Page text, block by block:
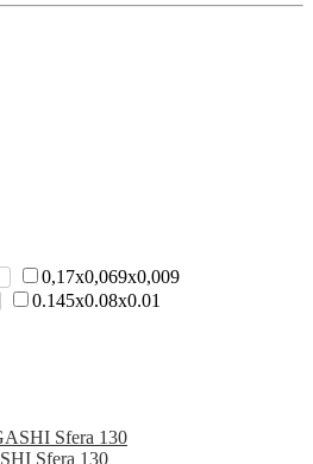
0,17x0,069x0,009
0.145x0.08x0.01
Sfera 130